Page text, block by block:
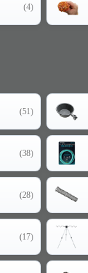
(4)
(51)
(38)
(28)
(17)